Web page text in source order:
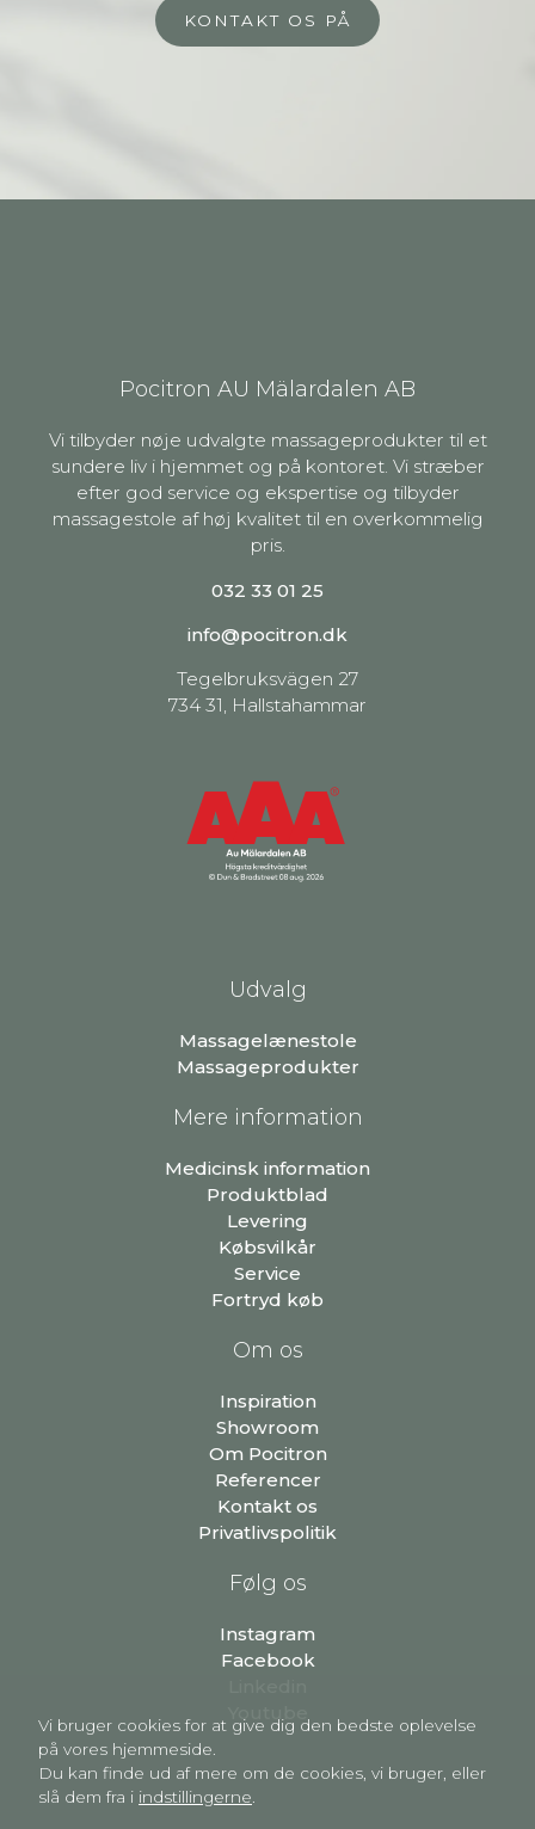
KONTAKT OS PÅ
Pocitron AU Mälardalen AB
Vi tilbyder nøje udvalgte massageprodukter til et
sundere liv i hjemmet og på kontoret. Vi stræber
efter god service og ekspertise og tilbyder
massagestole af høj kvalitet til en overkommelig
pris.
032 33 01 25
info@pocitron.dk
Tegelbruksvägen 27
734 31, Hallstahammar
Udvalg
Massagelænestole
Massageprodukter
Mere information
Medicinsk information
Produktblad
Levering
Købsvilkår
Service
Fortryd køb
Om os
Inspiration
Showroom
Om Pocitron
Referencer
Kontakt os
Privatlivspolitik
Følg os
Instagram
Facebook
Vi bruger cookies for at give dig den bedste oplevelse
på vores hjemmeside.
Du kan finde ud af mere om de cookies, vi bruger, eller
slå dem fra i indstillingerne